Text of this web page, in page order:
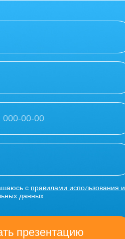
с правилами использования и
данных
презентацию